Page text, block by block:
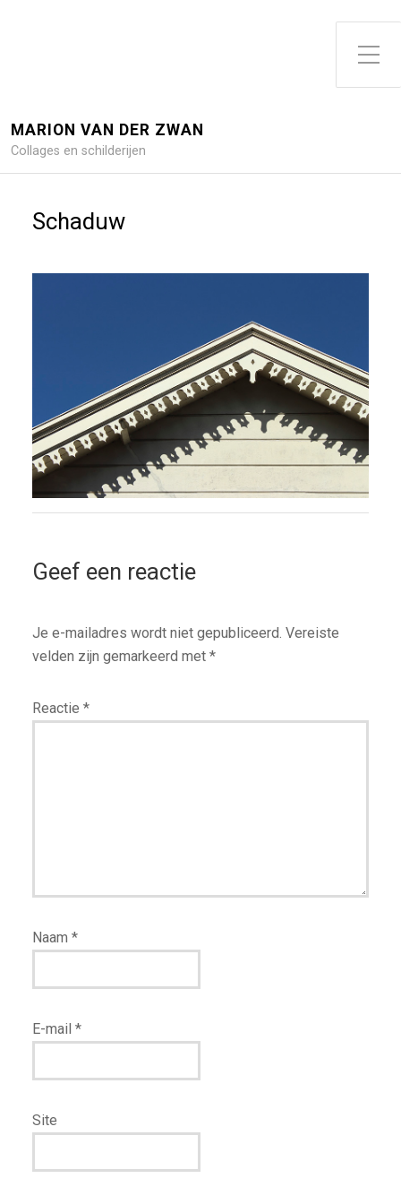
Toggle
MARION VAN DER ZWAN
Collages en schilderijen
Schaduw
Geef een reactie
Je e-mailadres wordt niet gepubliceerd. Vereiste
velden zijn gemarkeerd met *
Reactie *
Naam *
E-mail *
Site